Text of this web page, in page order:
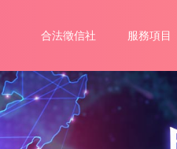
合法徵信社 服務項目